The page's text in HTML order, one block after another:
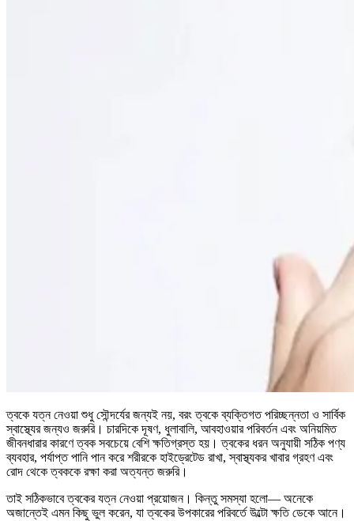
ত্বকে যত্ন নেওয়া শুধু সৌন্দর্যের জন্যই নয়, বরং ত্বকে ব্যক্তিগত পরিচ্ছন্নতা ও সার্বিক
স্বাস্থ্যের জন্যও জরুরি। চারদিকে দূষণ, ধুলাবালি, আবহাওয়ার পরিবর্তন এবং অনিয়মিত
জীবনধারার কারণে ত্বক সবচেয়ে বেশি ক্ষতিগ্রস্ত হয়। ত্বকের ধরন অনুযায়ী সঠিক পণ্য
ব্যবহার, পর্যাপ্ত পানি পান করে শরীরকে হাইড্রেটেড রাখা, স্বাস্থ্যকর খাবার গ্রহণ এবং
রোদ থেকে ত্বককে রক্ষা করা অত্যন্ত জরুরি।
তাই সঠিকভাবে ত্বকের যত্ন নেওয়া প্রয়োজন। কিন্তু সমস্যা হলো— অনেকে
অজান্তেই এমন কিছু ভুল করেন, যা ত্বকের উপকারের পরিবর্তে উল্টো ক্ষতি ডেকে আনে।